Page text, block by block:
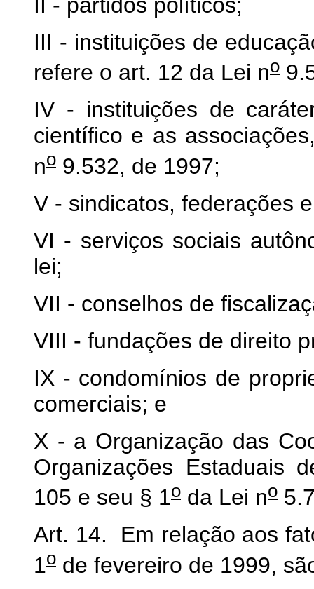
III - instituições de
refere o art. 12 da Lei no
IV - instituições de
científico e as
no 9.532, de 1997;
V - sindicatos, federações
VI - serviços sociais
lei;
VII - conselhos de
VIII - fundações de direito
IX - condomínios de
comerciais; e
X - a Organização das
Organizações Estaduais
105 e seu § 1o da Lei no
Art. 14. Em relação aos
1o de fevereiro de 1999,